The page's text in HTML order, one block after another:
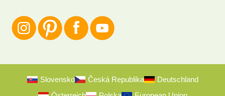
Slovensko Česká Republika
Deutschland